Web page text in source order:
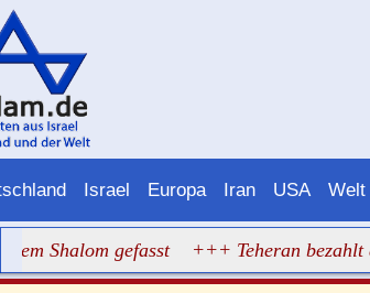
Israel Europa Iran USA Welt
gefasst +++ Teheran bezahlt die